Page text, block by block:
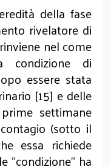
della fase
rivelatore di
nel come
condizione di
essere stata
[15] e delle
settimane
(sotto il
essa richiede
“condizione” ha